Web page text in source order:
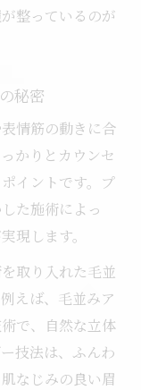
整っているのが
秘密
情筋の動きに合
かりとカウンセ
イントです。プ
た施術によっ
現します。
取り入れた毛並
えば、毛並みア
で、自然な立体
技法は、ふんわ
なじみの良い眉